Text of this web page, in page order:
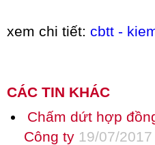
xem chi tiết: cbtt -
CÁC TIN KHÁC
Chấm dứt hợp
Công ty 19/07/2017